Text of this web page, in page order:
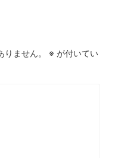
ません。 ※ が付いてい